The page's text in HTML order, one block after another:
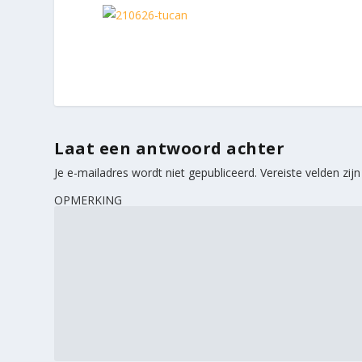
Laat een antwoord achter
Je e-mailadres wordt niet gepubliceerd. Vereiste velden
OPMERKING